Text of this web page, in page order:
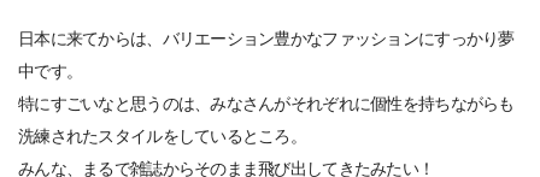
日本に来てからは、バリエーション豊かなファッションにすっかり夢
中です。
特にすごいなと思うのは、みなさんがそれぞれに個性を持ちながらも
洗練されたスタイルをしているところ。
みんな、まるで雑誌からそのまま飛び出してきたみたい！